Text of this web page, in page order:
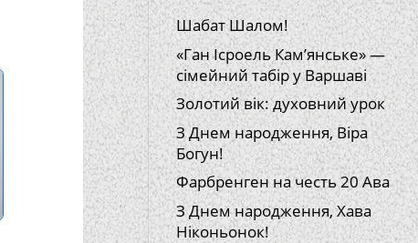
Шабат Шалом!
«Ган Ісроель Кам’янське» —
сімейний табір у Варшаві
Золотий вік: духовний урок
З Днем народження, Віра
Богун!
Фарбренген на честь 20 Ава
З Днем народження, Хава
Ніконьонок!